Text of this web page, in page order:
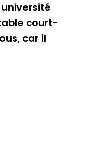
court-
car il